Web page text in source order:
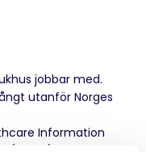
jobbar med.
utanför Norges
Information